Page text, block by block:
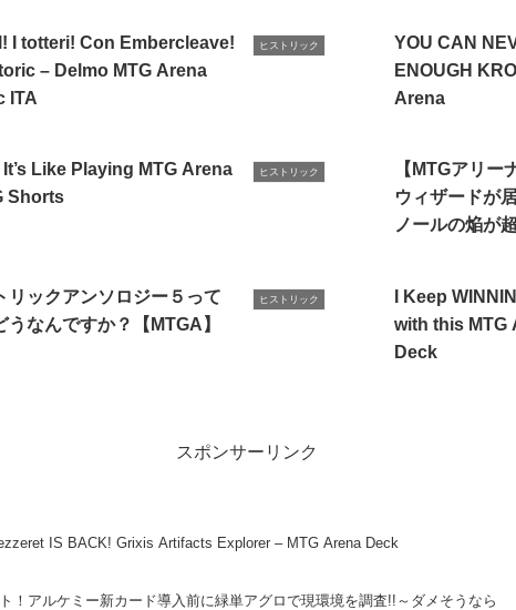
I totteri! Con Embercleave!
– Delmo MTG Arena
ITA
ヒストリック
YOU CAN
ENOUGH
Arena
Like Playing MTG Arena
Shorts
ヒストリック
【MTGアリー
ウィザードが
ノールの焔が
リックアンソロジー５って
うなんですか？【MTGA】
ヒストリック
I Keep
with this MTG
Deck
スポンサーリンク
Tezzeret IS BACK! Grixis Artifacts Explorer – MTG Arena Deck
！アルケミー新カード導入前に緑単アグロで現環境を調査!!～ダメそうなら